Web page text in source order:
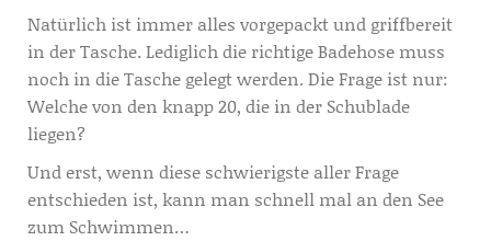
Natürlich ist immer alles vorgepackt und griffbereit
in der Tasche. Lediglich die richtige Badehose muss
noch in die Tasche gelegt werden. Die Frage ist nur:
Welche von den knapp 20, die in der Schublade
liegen?
Und erst, wenn diese schwierigste aller Frage
entschieden ist, kann man schnell mal an den See
zum Schwimmen…